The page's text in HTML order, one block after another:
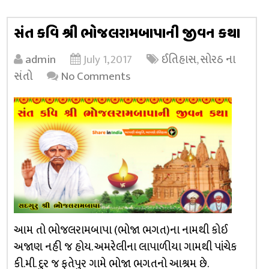
સંત કવિ શ્રી ભોજલરામબાપાની જીવન કથા
admin July 1, 2017 ઈતિહાસ,સોરઠ ના
સંતો
No Comments
આમ તો ભોજલરામબાપા (ભોજા ભગત)ના નામથી કોઈ
અજાણ નહી જ હોય. અમરેલીના લાપાળીયા ગામથી પાંચેક
કી.મી. દુર જ ફતેપુર ગામે ભોજા ભગતનો આશ્રમ છે.